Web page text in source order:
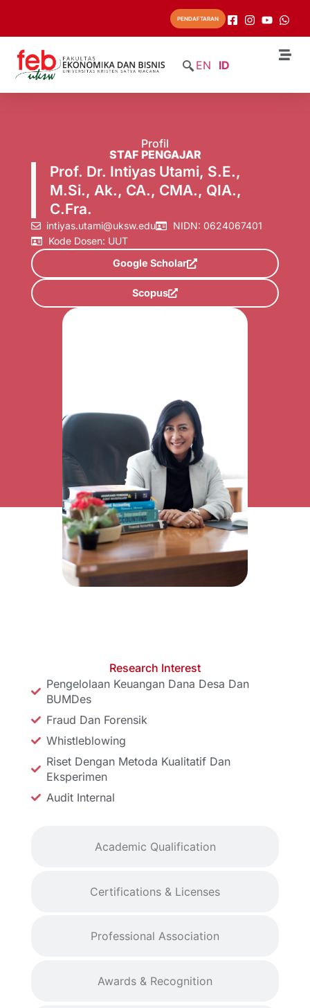
PENDAFTARAN
EN ID
Profil
STAF PENGAJAR
Prof. Dr. Intiyas Utami, S.E.,
M.Si., Ak., CA., CMA., QIA.,
C.Fra.
intiyas.utami@uksw.edu
NIDN: 0624067401
Kode Dosen: UUT
Google Scholar
Scopus
Academic Qualification
Certifications & Licenses
Professional Association
Awards & Recognition
Research Interest
Pengelolaan Keuangan Dana Desa Dan
BUMDes
Fraud Dan Forensik
Whistleblowing
Riset Dengan Metoda Kualitatif Dan
Eksperimen
Audit Internal